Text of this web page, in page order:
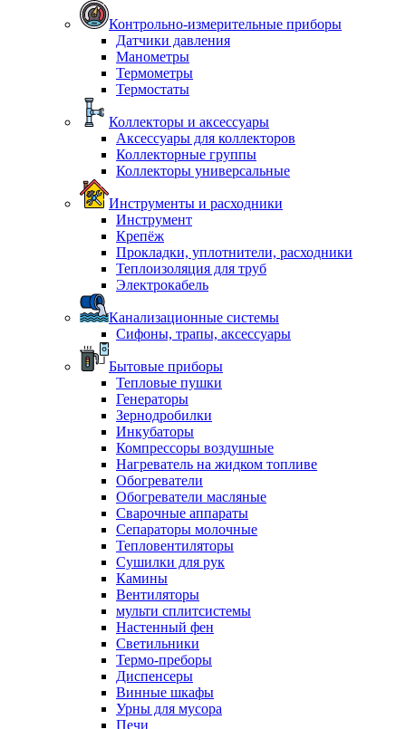
Контрольно-измерительные приборы
Датчики давления
Манометры
Термометры
Термостаты
Коллекторы и аксессуары
Аксессуары для коллекторов
Коллекторные группы
Коллекторы универсальные
Инструменты и расходники
Инструмент
Крепёж
Прокладки, уплотнители, расходники
Теплоизоляция для труб
Электрокабель
Канализационные системы
Сифоны, трапы, аксессуары
Бытовые приборы
Тепловые пушки
Генераторы
Зернодробилки
Инкубаторы
Компрессоры воздушные
Нагреватель на жидком топливе
Обогреватели
Обогреватели масляные
Сварочные аппараты
Сепараторы молочные
Тепловентиляторы
Сушилки для рук
Камины
Вентиляторы
мульти сплитсистемы
Настенный фен
Светильники
Термо-преборы
Диспенсеры
Винные шкафы
Урны для мусора
Печи